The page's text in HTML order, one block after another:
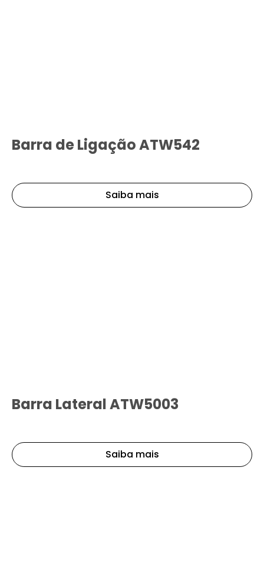
Barra de Ligação ATW542
Saiba mais
Barra Lateral ATW5003
Saiba mais